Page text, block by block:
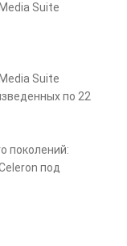
Suite
Suite
по 22
поколений:
под